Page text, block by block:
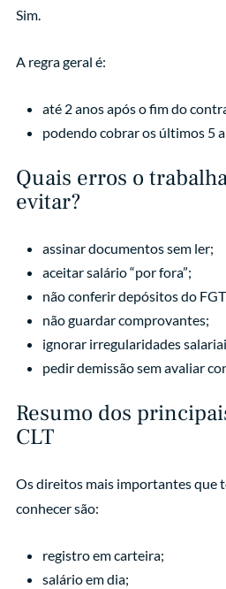
Sim.
A regra geral é:
até 2 anos após o fim do
podendo cobrar os últimos 5
Quais erros o
evitar?
assinar documentos sem ler;
aceitar salário “por fora”;
não conferir depósitos do
não guardar comprovantes;
ignorar irregularidades
pedir demissão sem avaliar
Resumo dos
CLT
Os direitos mais importantes que
conhecer são:
registro em carteira;
salário em dia;